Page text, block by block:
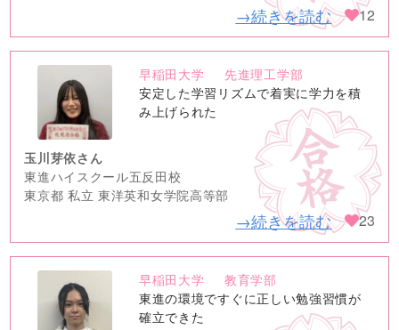
→続きを読む 12
no
image
早稲田大学
先進理工学部
安定した学習リズムで着実に学力を積
み上げられた
玉川芽依さん
東進ハイスクール五反田校
東京都 私立 東洋英和女学院高等部
→続きを読む 23
no
image
早稲田大学
教育学部
東進の環境ですぐに正しい勉強習慣が
確立できた